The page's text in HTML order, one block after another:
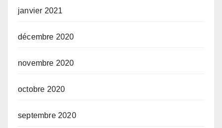
janvier 2021
décembre 2020
novembre 2020
octobre 2020
septembre 2020